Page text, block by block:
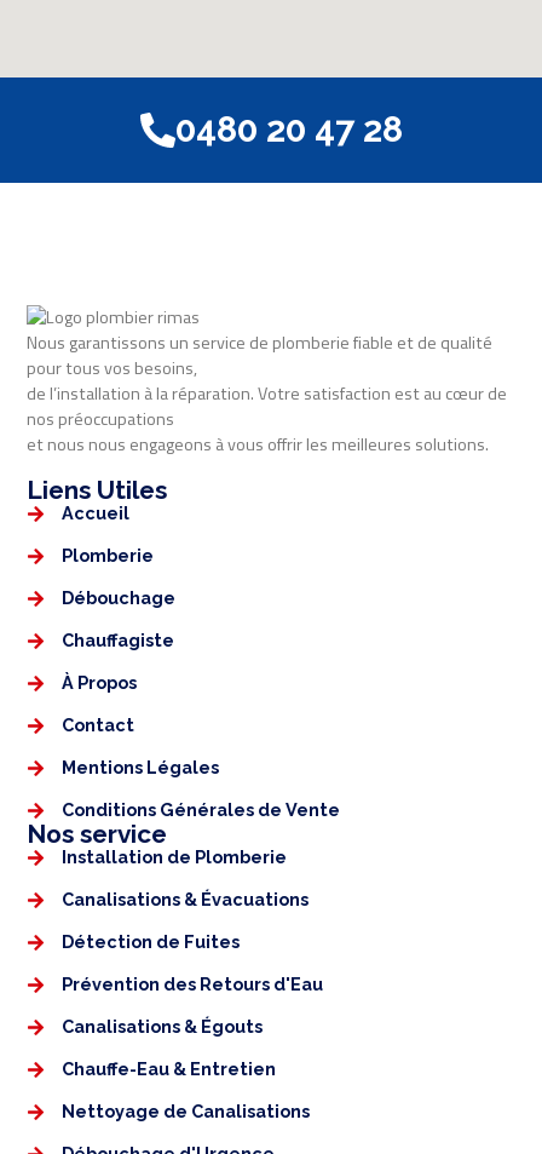
0480 20 47 28
Nous garantissons un service de plomberie fiable et de qualité
pour tous vos besoins,
de l’installation à la réparation. Votre satisfaction est au cœur de
nos préoccupations
et nous nous engageons à vous offrir les meilleures solutions.
Liens Utiles​​
Accueil
Plomberie
Débouchage
Chauffagiste
À Propos
Contact
Mentions Légales​
Conditions Générales de Vente
Nos service
Installation de Plomberie
Canalisations & Évacuations
Détection de Fuites
Prévention des Retours d'Eau
Canalisations & Égouts
Chauffe-Eau & Entretien
Nettoyage de Canalisations